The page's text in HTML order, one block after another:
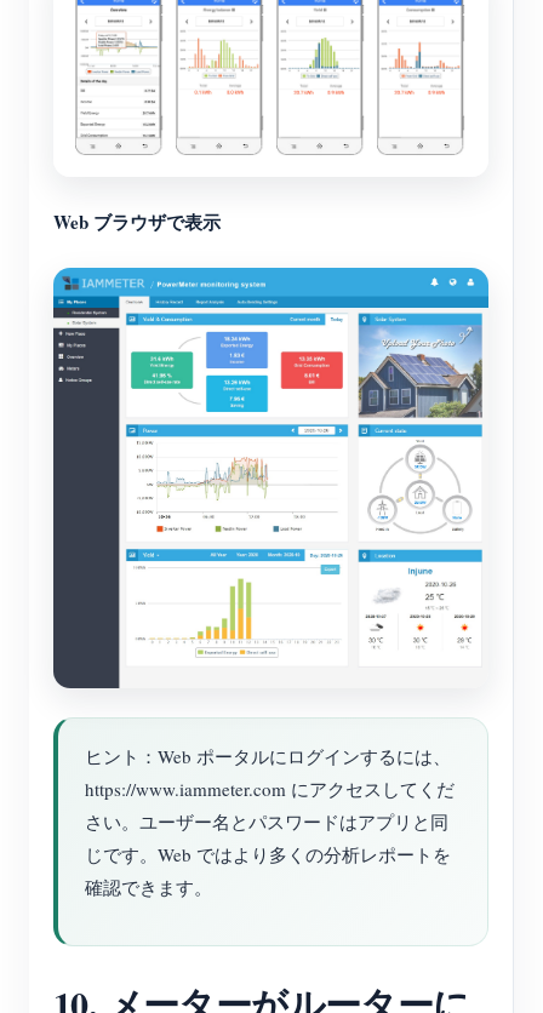
Web ブラウザで表示
ヒント：Web ポータルにログインするには、
https://www.iammeter.com にアクセスしてくだ
さい。ユーザー名とパスワードはアプリと同
じです。Web ではより多くの分析レポートを
確認できます。